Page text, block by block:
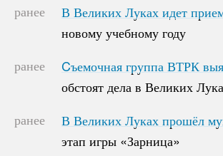
ранее
В Великих Луках идет
новому учебному году
В Великих Луках идет
новому учебному году
ранее
Cъемочная группа ВТРК
обстоят дела в Великих
Cъемочная группа ВТРК
обстоят дела в Великих
ранее
В Великих Луках прошёл
этап игры «Зарница»
В Великих Луках прошёл
этап игры «Зарница»